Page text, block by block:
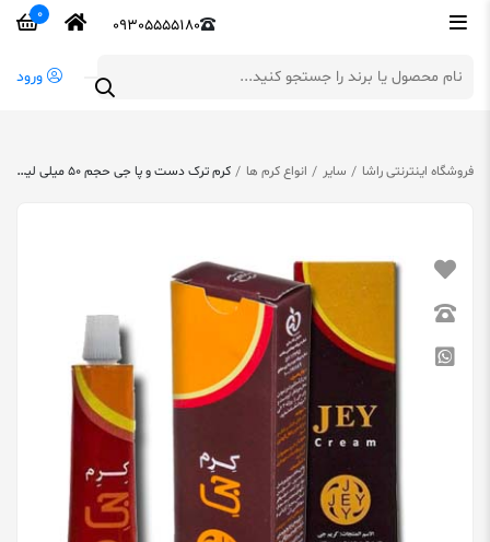
09305555180
0
ورود
فروشگاه اینترنتی راشا سایر انواع کرم ها کرم ترک دست و پا جی حجم 50 میلی لیتر